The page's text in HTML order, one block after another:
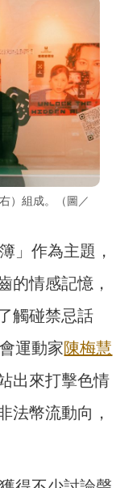
）組成。（圖／
」作為主題，
的情感記憶，
觸碰禁忌話
運動家陳梅慧
出來打擊色情
法幣流動向，